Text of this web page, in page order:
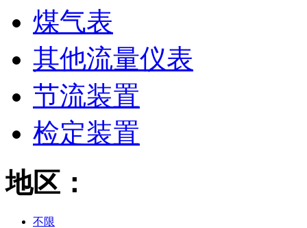
煤气表
其他流量仪表
节流装置
检定装置
地区：
不限